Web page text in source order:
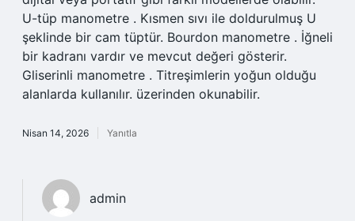
U-tüp manometre . Kısmen sıvı ile doldurulmuş U
şeklinde bir cam tüptür. Bourdon manometre . İğneli
bir kadranı vardır ve mevcut değeri gösterir.
Gliserinli manometre . Titreşimlerin yoğun olduğu
alanlarda kullanılır. üzerinden okunabilir.
Nisan 14, 2026 Yanıtla
admin